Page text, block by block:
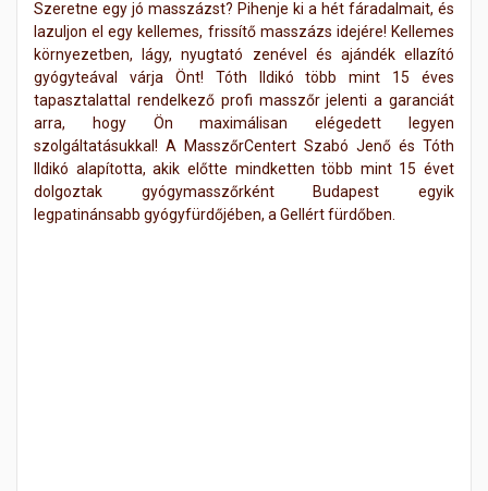
Szeretne egy jó masszázst? Pihenje ki a hét fáradalmait, és
lazuljon el egy kellemes, frissítő masszázs idejére! Kellemes
környezetben, lágy, nyugtató zenével és ajándék ellazító
gyógyteával várja Önt! Tóth Ildikó több mint 15 éves
tapasztalattal rendelkező profi masszőr jelenti a garanciát
arra, hogy Ön maximálisan elégedett legyen
szolgáltatásukkal! A MasszőrCentert Szabó Jenő és Tóth
Ildikó alapította, akik előtte mindketten több mint 15 évet
dolgoztak gyógymasszőrként Budapest egyik
legpatinánsabb gyógyfürdőjében, a Gellért fürdőben.